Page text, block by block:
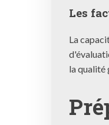
Les
La
la qualité